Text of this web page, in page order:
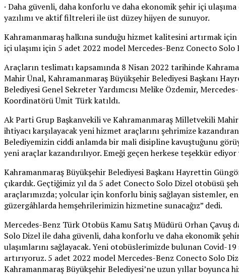
· Daha güvenli, daha konforlu ve daha ekonomik şehir içi
yazılımı ve aktif filtreleri ile üst düzey hijyen de sunuyor.
Kahramanmaraş halkına sunduğu hizmet kalitesini artırmak
içi ulaşımı için 5 adet 2022 model Mercedes-Benz Conecto Solo
Araçların teslimatı kapsamında 8 Nisan 2022 tarihinde
Mahir Ünal, Kahramanmaraş Büyükşehir Belediyesi Başkanı
Belediyesi Genel Sekreter Yardımcısı Melike Özdemir,
Koordinatörü Ümit Türk katıldı.
Ak Parti Grup Başkanvekili ve Kahramanmaraş Milletvekili
ihtiyacı karşılayacak yeni hizmet araçlarını şehrimize
Belediyemizin ciddi anlamda bir mali disipline kavuştuğunu
yeni araçlar kazandırılıyor. Emeği geçen herkese teşekkür
Kahramanmaraş Büyükşehir Belediyesi Başkanı Hayrettin
çıkardık. Geçtiğimiz yıl da 5 adet Conecto Solo Dizel otobüsü
araçlarımızda; yolcular için konforlu biniş sağlayan sistemler,
güzergâhlarda hemşehrilerimizin hizmetine sunacağız” dedi.
Mercedes-Benz Türk Otobüs Kamu Satış Müdürü Orhan Çavuş
Solo Dizel ile daha güvenli, daha konforlu ve daha ekonomik
ulaşımlarını sağlayacak. Yeni otobüslerimizde bulunan Covid-
artırıyoruz. 5 adet 2022 model Mercedes-Benz Conecto Solo
Kahramanmaraş Büyükşehir Belediyesi’ne uzun yıllar boyunca